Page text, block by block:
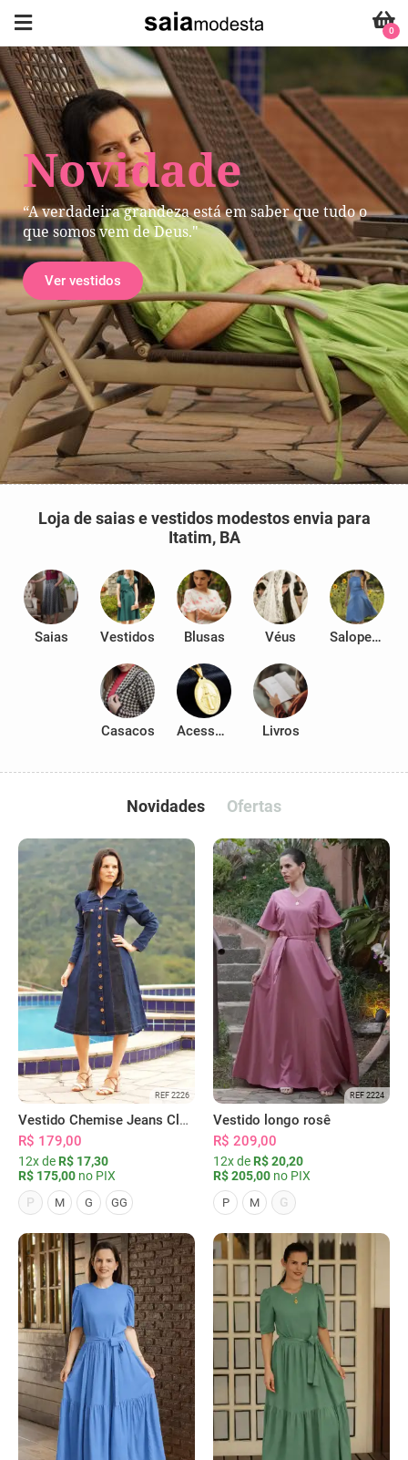
Novidade
“A verdadeira grandeza está em saber que tudo o
que somos vem de Deus."
Ver vestidos
0
Loja de saias e vestidos modestos envia para
Itatim, BA
Saias Vestidos Blusas Véus Salopetes
Casacos Acessórios Livros
Novidades Ofertas
REF 2226
Vestido Chemise Jeans Clássica Serena
R$ 179,00
12x de R$ 17,30
R$ 175,00 no PIX
P
M G GG
REF 2224
Vestido longo rosê
R$ 209,00
12x de R$ 20,20
R$ 205,00 no PIX
P M G